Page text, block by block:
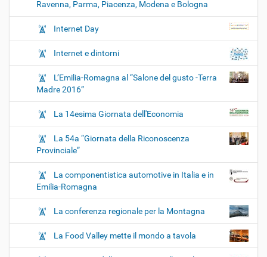
Ravenna, Parma, Piacenza, Modena e Bologna
Internet Day
Internet e dintorni
L’Emilia-Romagna al “Salone del gusto -Terra
Madre 2016”
La 14esima Giornata dell'Economia
La 54a “Giornata della Riconoscenza
Provinciale”
La componentistica automotive in Italia e in
Emilia-Romagna
La conferenza regionale per la Montagna
La Food Valley mette il mondo a tavola